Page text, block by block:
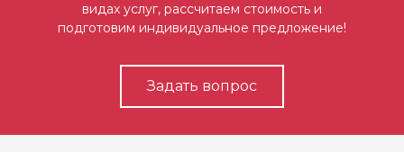
видах услуг, рассчитаем стоимость и
подготовим индивидуальное предложение!
Задать вопрос